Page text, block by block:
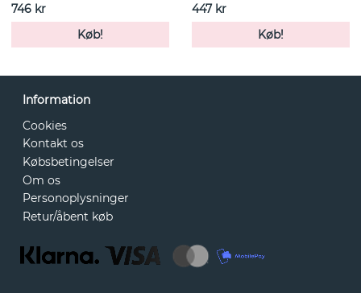
746 kr
Køb!
447 kr
Køb!
Information
Cookies
Kontakt os
Købsbetingelser
Om os
Personoplysninger
Retur/åbent køb